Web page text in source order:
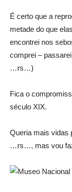
É certo que a
metade do que
encontrei nos
comprei –
…rs…)
Fica o
século XIX.
Queria mais vidas
…rs…, mas vou